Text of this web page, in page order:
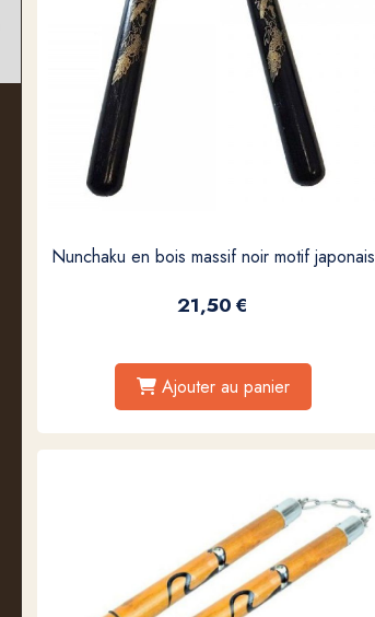
Nunchaku en bois massif noir motif japonais
21,50€
Ajouter au panier